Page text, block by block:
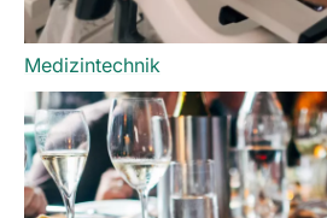
Medizintechnik